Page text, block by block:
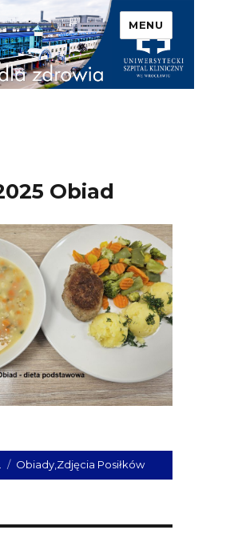
Szpital
we Wrocławiu –
dla zdrowia
MENU
Obiad
Kategorie
Obiady, Zdjęcia Posiłków